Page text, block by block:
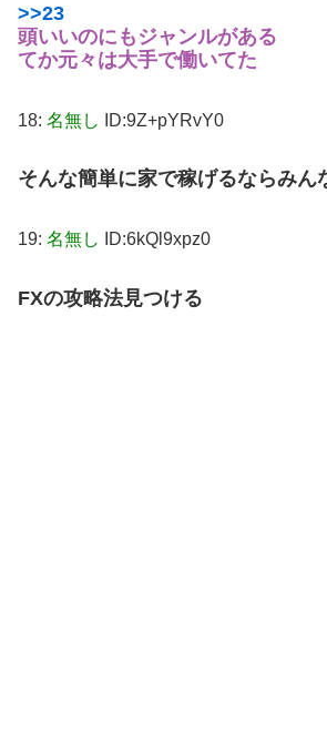
>>23
頭いいのにもジャンルがある
てか元々は大手で働いてた
18: 名無し ID:9Z+pYRvY0
そんな簡単に家で稼げるならみん
19: 名無し ID:6kQl9xpz0
FXの攻略法見つける